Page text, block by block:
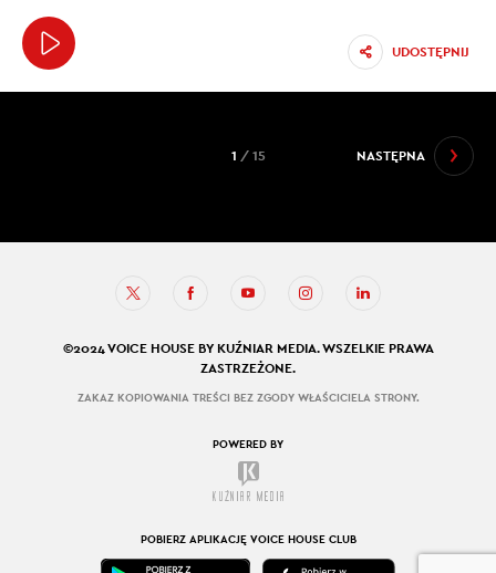
UDOSTĘPNIJ
NASTĘPNA
1 / 15
©2024 VOICE HOUSE BY KUŹNIAR MEDIA. WSZELKIE PRAWA
ZASTRZEŻONE.
ZAKAZ KOPIOWANIA TREŚCI BEZ ZGODY WŁAŚCICIELA STRONY.
POWERED BY
POBIERZ APLIKACJĘ VOICE HOUSE CLUB